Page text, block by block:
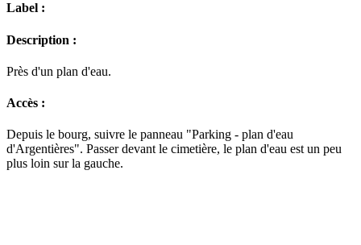
Label :
Description :
Près d'un plan d'eau.
Accès :
Depuis le bourg, suivre le panneau "Parking - plan d'eau
d'Argentières". Passer devant le cimetière, le plan d'eau est un peu
plus loin sur la gauche.